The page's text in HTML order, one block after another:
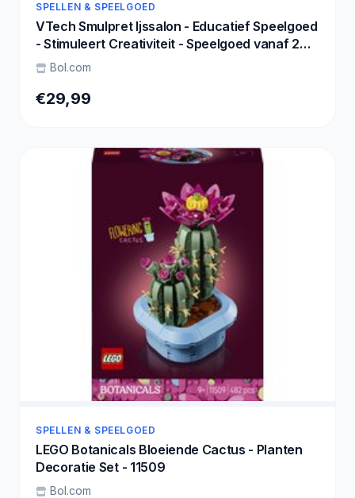
SPELLEN & SPEELGOED
VTech Smulpret Ijssalon - Educatief Speelgoed
- Stimuleert Creativiteit - Speelgoed vanaf 2
JaarBol.com
€29,99
SPELLEN & SPEELGOED
LEGO Botanicals Bloeiende Cactus - Planten
Decoratie Set - 11509
Bol.com